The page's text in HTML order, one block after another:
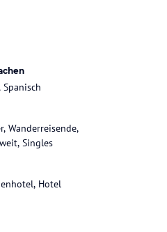
Wanderreisende,
Singles
Hotel